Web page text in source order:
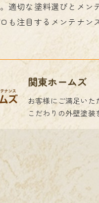
適切な塗料選びとメ
も注目するメンテナン
関東ホームズ
お客様にご満足い
こだわりの外壁塗装